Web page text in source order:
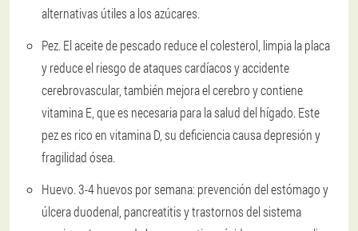
alternativas útiles a los azúcares.
Pez. El aceite de pescado reduce el colesterol, limpia la placa
y reduce el riesgo de ataques cardíacos y accidente
cerebrovascular, también mejora el cerebro y contiene
vitamina E, que es necesaria para la salud del hígado. Este
pez es rico en vitamina D, su deficiencia causa depresión y
fragilidad ósea.
Huevo.3-4 huevos por semana: prevención del estómago y
úlcera duodenal, pancreatitis y trastornos del sistema